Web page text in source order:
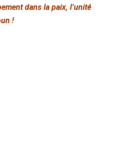
dans la paix, l’unité
!